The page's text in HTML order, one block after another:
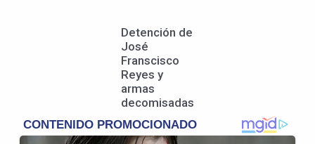
Detención de
José
Franscisco
Reyes y
armas
decomisadas